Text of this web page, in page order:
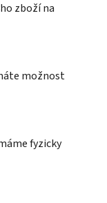
zboží na
možnost
fyzicky